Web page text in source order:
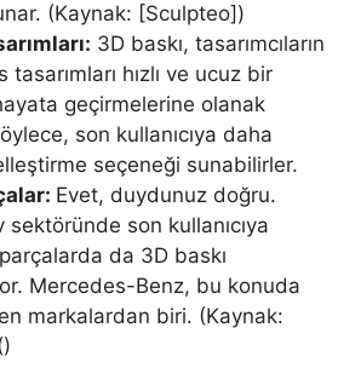
(Kaynak: [Sculpteo])
3D baskı, tasarımcıların
tasarımları hızlı ve ucuz bir
geçirmelerine olanak
son kullanıcıya daha
seçeneği sunabilirler.
Evet, duydunuz doğru.
sektöründe son kullanıcıya
da 3D baskı
Mercedes-Benz, bu konuda
markalardan biri. (Kaynak: